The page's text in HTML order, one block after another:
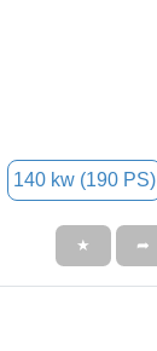
140 kw (190 PS)
★ ➦